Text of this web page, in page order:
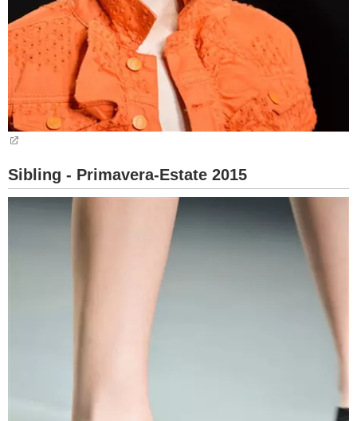
Sibling - Primavera-Estate 2015